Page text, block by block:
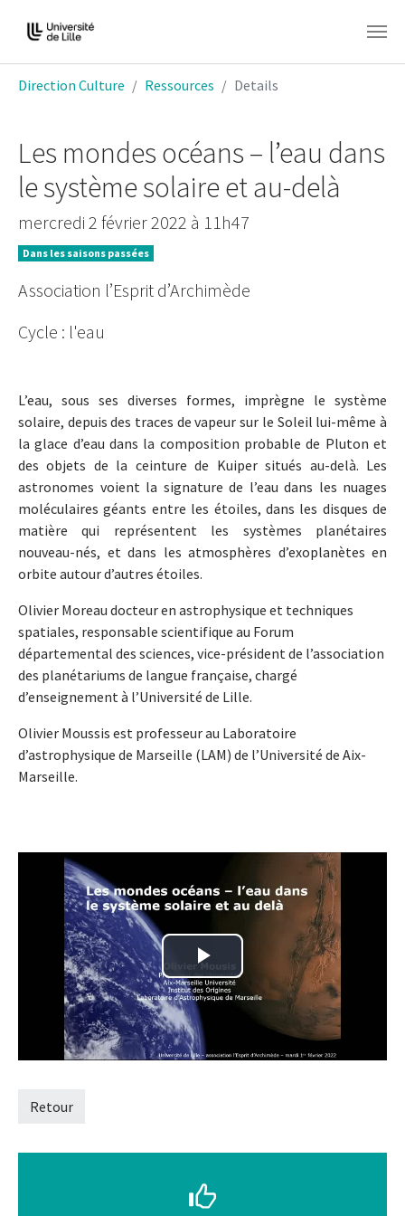
Direction Culture Ressources Details
Les mondes océans – l’eau dans
le système solaire et au-delà
mercredi 2 février 2022 à 11h47
Dans les saisons passées
Association l’Esprit d’Archimède
Cycle : l'eau
L’eau, sous ses diverses formes, imprègne le système
solaire, depuis des traces de vapeur sur le Soleil lui-même à
la glace d’eau dans la composition probable de Pluton et
des objets de la ceinture de Kuiper situés au-delà. Les
astronomes voient la signature de l’eau dans les nuages
moléculaires géants entre les étoiles, dans les disques de
matière qui représentent les systèmes planétaires
nouveau-nés, et dans les atmosphères d’exoplanètes en
orbite autour d’autres étoiles.
Olivier Moreau docteur en astrophysique et techniques
spatiales, responsable scientifique au Forum
départemental des sciences, vice-président de l’association
des planétariums de langue française, chargé
d’enseignement à l’Université de Lille.
Olivier Moussis est professeur au Laboratoire
d’astrophysique de Marseille (LAM) de l’Université de Aix-
Marseille.
Retour